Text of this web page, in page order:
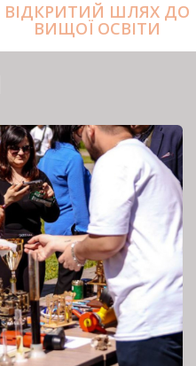
ВІДКРИТИЙ ШЛЯХ ДО
ВИЩОЇ ОСВІТИ